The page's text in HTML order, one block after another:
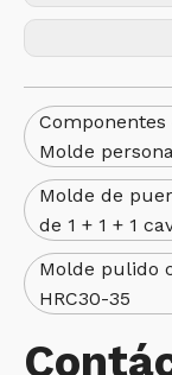
Molde
Molde de
de 1 + 1 + 1
Molde pulido
HRC30-35